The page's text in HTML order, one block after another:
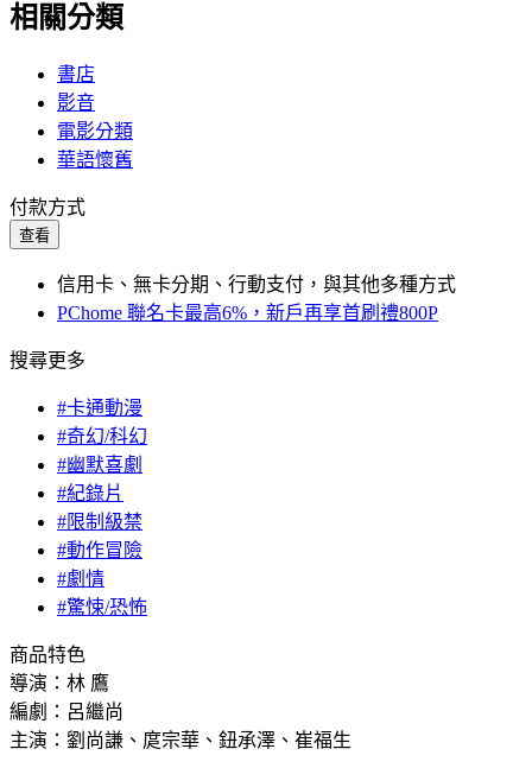
相關分類
書店
影音
電影分類
華語懷舊
付款方式
查看
信用卡、無卡分期、行動支付，與其他多種方式
PChome 聯名卡最高6%，新戶再享首刷禮800P
搜尋更多
#卡通動漫
#奇幻/科幻
#幽默喜劇
#紀錄片
#限制級禁
#動作冒險
#劇情
#驚悚/恐怖
商品特色
導演：林 鷹
編劇：呂繼尚
主演：劉尚謙、庹宗華、鈕承澤、崔福生